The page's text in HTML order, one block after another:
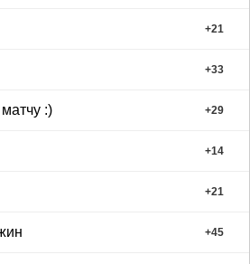
+21
+33
матчу :) +29
+14
+21
+45